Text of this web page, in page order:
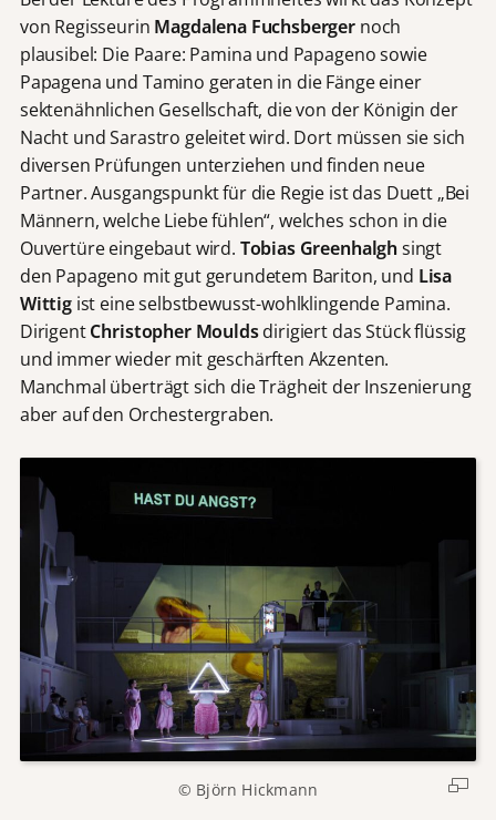
von Regisseurin Magdalena Fuchsberger noch
plausibel: Die Paare: Pamina und Papageno sowie
Papagena und Tamino geraten in die Fänge einer
sektenähnlichen Gesellschaft, die von der Königin der
Nacht und Sarastro geleitet wird. Dort müssen sie sich
diversen Prüfungen unterziehen und finden neue
Partner. Ausgangspunkt für die Regie ist das Duett „Bei
Männern, welche Liebe fühlen“, welches schon in die
Ouvertüre eingebaut wird. Tobias Greenhalghsingt
den Papageno mit gut gerundetem Bariton, und Lisa
Wittigist eine selbstbewusst-wohlklingende Pamina.
DirigentChristopher Mouldsdirigiert das Stück flüssig
und immer wieder mit geschärften Akzenten.
Manchmal überträgt sich die Trägheit der Inszenierung
aber auf den Orchestergraben.
© Björn Hickmann